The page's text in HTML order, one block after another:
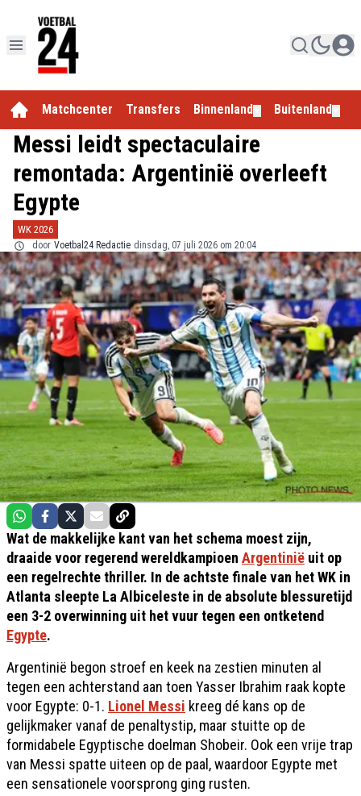
Matchcenter Transfers Binnenland Buitenland
Messi leidt spectaculaire
remontada: Argentinië overleeft
Egypte
WK 2026
door Voetbal24 Redactie dinsdag, 07 juli 2026 om 20:04
Wat de makkelijke kant van het schema moest zijn,
draaide voor regerend wereldkampioen Argentinië uit op
een regelrechte thriller. In de achtste finale van het WK in
Atlanta sleepte La Albiceleste in de absolute blessuretijd
een 3-2 overwinning uit het vuur tegen een ontketend
Egypte.
Argentinië begon stroef en keek na zestien minuten al
tegen een achterstand aan toen Yasser Ibrahim raak kopte
voor Egypte: 0-1. Lionel Messi kreeg dé kans op de
gelijkmaker vanaf de penaltystip, maar stuitte op de
formidabele Egyptische doelman Shobeir. Ook een vrije trap
van Messi spatte uiteen op de paal, waardoor Egypte met
een sensationele voorsprong ging rusten.